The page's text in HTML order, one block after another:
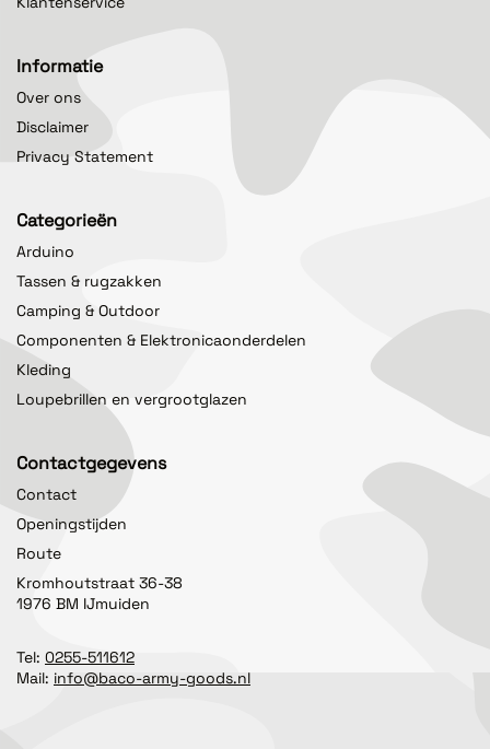
Informatie
Over ons
Disclaimer
Privacy Statement
Categorieën
Arduino
Tassen & rugzakken
Camping & Outdoor
Componenten & Elektronicaonderdelen
Kleding
Loupebrillen en vergrootglazen
Contactgegevens
Contact
Openingstijden
Route
Kromhoutstraat 36-38
1976 BM IJmuiden
Tel: 0255-511612
Mail: info@baco-army-goods.nl